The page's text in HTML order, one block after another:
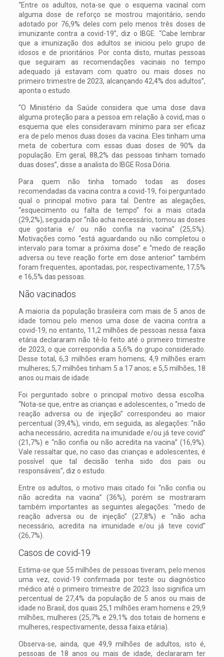
“Entre os adultos, nota-se que o esquema vacinal com
alguma dose de reforço se mostrou majoritário, sendo
adotado por 76,9% deles com pelo menos três doses de
imunizante contra a covid-19”, diz o IBGE. “Cabe lembrar
que a imunização dos adultos se iniciou pelo grupo de
idosos e de prioritários. Por conta disto, muitas pessoas
que seguiram as recomendações vacinais no tempo
adequado já estavam com quatro ou mais doses no
primeiro trimestre de 2023, alcançando 42,4% dos adultos”,
aponta o estudo.
“O Ministério da Saúde considera que uma dose dava
alguma proteção para a pessoa em relação à covid, mas o
esquema que eles consideravam mínimo para ser eficaz
era de pelo menos duas doses da vacina. Eles tinham uma
meta de cobertura com essas duas doses de 90% da
população. Em geral, 88,2% das pessoas tinham tomado
duas doses”, disse a analista do IBGE Rosa Dória.
Para quem não tinha tomado todas as doses
recomendadas da vacina contra a covid-19, foi perguntado
qual o principal motivo para tal. Dentre as alegações,
“esquecimento ou falta de tempo” foi a mais citada
(29,2%), seguida por “não acha necessário, tomou as doses
que gostaria e/ ou não confia na vacina” (25,5%).
Motivações como “está aguardando ou não completou o
intervalo para tomar a próxima dose” e “medo de reação
adversa ou teve reação forte em dose anterior” também
foram frequentes, apontadas, por, respectivamente, 17,5%
e 16,5% das pessoas.
Não vacinados
A maioria da população brasileira com mais de 5 anos de
idade tomou pelo menos uma dose de vacina contra a
covid-19; no entanto, 11,2 milhões de pessoas nessa faixa
etária declararam não tê-lo feito até o primeiro trimestre
de 2023, o que correspondia a 5,6% do grupo considerado.
Desse total, 6,3 milhões eram homens; 4,9 milhões eram
mulheres; 5,7 milhões tinham 5 a 17 anos; e 5,5 milhões, 18
anos ou mais de idade.
Foi perguntado sobre o principal motivo dessa escolha.
“Nota-se que, entre as crianças e adolescentes, o “medo de
reação adversa ou de injeção” correspondeu ao maior
percentual (39,4%), vindo, em seguida, as alegações: “não
acha necessário, acredita na imunidade e/ou já teve covid”
(21,7%) e “não confia ou não acredita na vacina” (16,9%).
Vale ressaltar que, no caso das crianças e adolescentes, é
possível que tal decisão tenha sido dos pais ou
responsáveis”, diz o estudo.
Entre os adultos, o motivo mais citado foi “não confia ou
não acredita na vacina” (36%), porém se mostraram
também importantes as seguintes alegações: “medo de
reação adversa ou de injeção” (27,8%) e “não acha
necessário, acredita na imunidade e/ou já teve covid”
(26,7%).
Casos de covid-19
Estima-se que 55 milhões de pessoas tiveram, pelo menos
uma vez, covid-19 confirmada por teste ou diagnóstico
médico até o primeiro trimestre de 2023. Isso significa um
percentual de 27,4% da população de 5 anos ou mais de
idade no Brasil, dos quais 25,1 milhões eram homens e 29,9
milhões, mulheres (25,7% e 29,1% dos totais de homens e
mulheres, respectivamente, dessa faixa etária).
Observa-se, ainda, que 49,9 milhões de adultos, isto é,
pessoas de 18 anos ou mais de idade, declararam ter